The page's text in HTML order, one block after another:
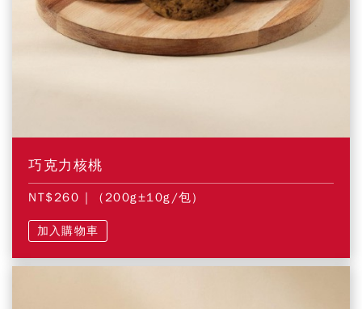
巧克力核桃
NT$260 | (200g±10g/包)
加入購物車